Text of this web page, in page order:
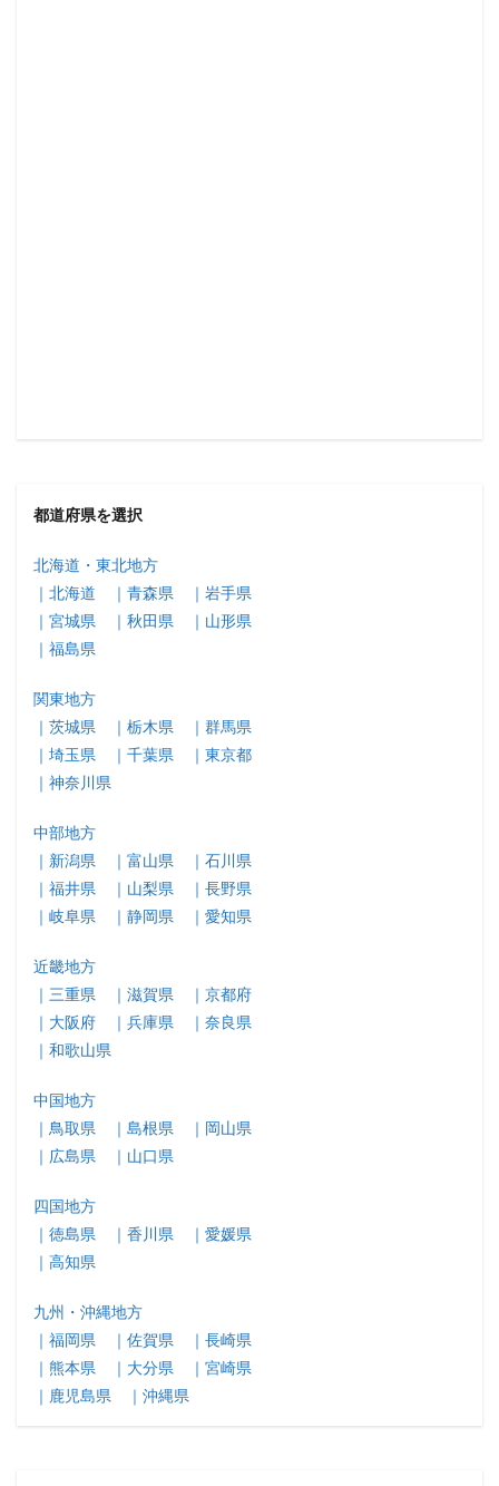
都道府県を選択
北海道・東北地方
｜北海道
｜青森県
｜岩手県
｜宮城県
｜秋田県
｜山形県
｜福島県
関東地方
｜茨城県
｜栃木県
｜群馬県
｜埼玉県
｜千葉県
｜東京都
｜神奈川県
中部地方
｜新潟県
｜富山県
｜石川県
｜福井県
｜山梨県
｜長野県
｜岐阜県
｜静岡県 ｜愛知県
近畿地方
｜三重県
｜滋賀県
｜京都府
｜大阪府
｜兵庫県
｜奈良県
｜和歌山県
中国地方
｜鳥取県
｜島根県
｜岡山県
｜広島県
｜山口県
四国地方
｜徳島県
｜香川県
｜愛媛県
｜高知県
九州・沖縄地方
｜福岡県
｜佐賀県
｜長崎県
｜熊本県
｜大分県
｜宮崎県
｜鹿児島県
｜沖縄県